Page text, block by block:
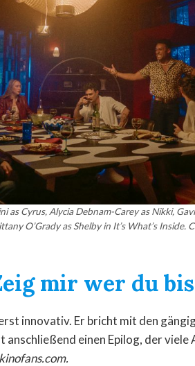
as Cyrus, Alycia Debnam-Carey as Nikki,
O’Grady as Shelby in It’s What’s Inside.
mir wer du
innovativ. Er bricht mit den
einen Epilog, der viele
kinofans.com.